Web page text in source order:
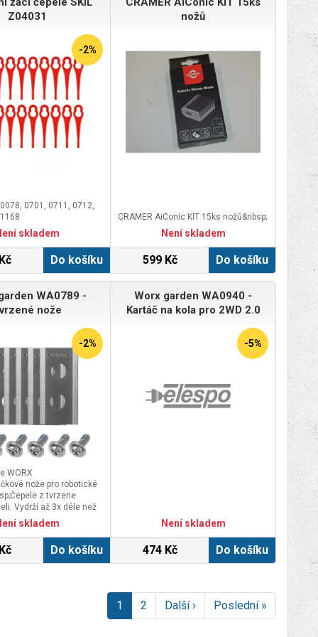
Z04031
-2%
0701, 0711, 0712,
skladem
Do košíku
nožů
CRAMER AiConic KIT 15ks nožů&nbsp;
Není skladem
599 Kč Do košíku
WA0789 -
nože
-2%
WORX
nože pro robotické
z tvrzene
Vydrží až 3x déle než
výhodyNože jsou
stačí nainstalovat šroub
dvěma
změnit řeznou stranu
skladem
Do košíku
Worx garden WA0940 -
Kartáč na kola pro 2WD 2.0
-5%
Není skladem
474 Kč Do košíku
1 2 Další › Poslední »